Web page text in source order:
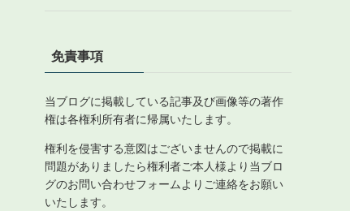
免責事項
当ブログに掲載している記事及び画像等の著作
権は各権利所有者に帰属いたします。
権利を侵害する意図はございませんので掲載に
問題がありましたら権利者ご本人様より当ブロ
グのお問い合わせフォームよりご連絡をお願い
いたします。